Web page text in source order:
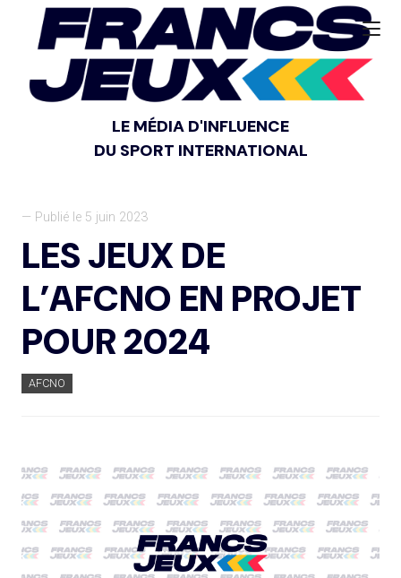
LE MÉDIA D'INFLUENCE
DU SPORT INTERNATIONAL
— Publié le 5 juin 2023
LES JEUX DE
L’AFCNO EN PROJET
POUR 2024
AFCNO